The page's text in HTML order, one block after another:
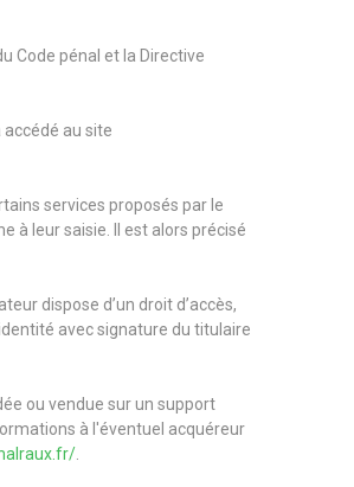
Code pénal et la Directive
au site
services proposés par le
à leur saisie. Il est alors précisé
dispose d’un droit d’accès,
avec signature du titulaire
ou vendue sur un support
à l'éventuel acquéreur
.